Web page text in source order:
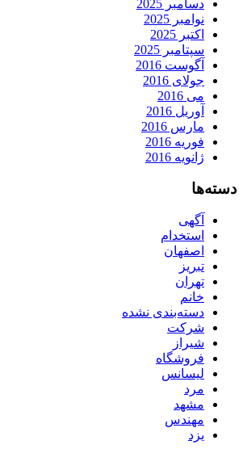
دسامبر 2025
نوامبر 2025
اکتبر 2025
سپتامبر 2025
آگوست 2016
جولای 2016
می 2016
آوریل 2016
مارس 2016
فوریه 2016
ژانویه 2016
دسته‌ها
آگهی
استخدام
اصفهان
تبریز
تهران
خانم
دسته‌بندی نشده
شرکت
شیراز
فروشگاه
لیسانس
مرد
مشهد
مهندس
یزد